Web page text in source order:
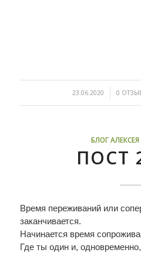
23.06.2020
/ 0
/
БЛОГ АЛЕКСЕЯ
ПОСТ
Время переживаний или
заканчивается.
Начинается время
Где ты один и, одновременно,